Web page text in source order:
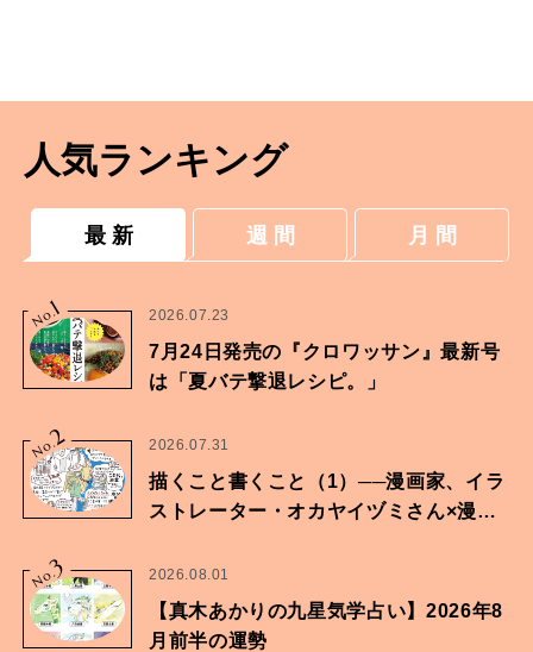
人気ランキング
最 新 週 間 月 間
No.
1 2026.07.23
7月24日発売の『クロワッサン』最新号
は「夏バテ撃退レシピ。」
No.2 2026.07.31
描くこと書くこと（1）──漫画家、イラ
ストレーター・オカヤイヅミさん×漫画
No.
3 2026.08.01
【真木あかりの九星気学占い】2026年8
月前半の運勢